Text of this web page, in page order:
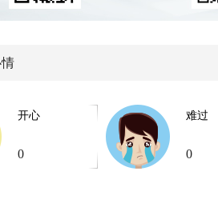
开心
0
难过
0